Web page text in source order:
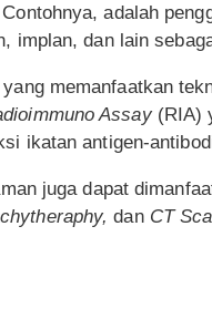
adalah
implan, dan lain
memanfaatkan
Assay (RIA)
ikatan antigen-
juga dapat
dan CT